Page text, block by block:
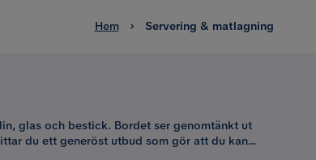
Hem Servering & matlagning
glas och bestick. Bordet ser genomtänkt ut
du ett generöst utbud som gör att du kan
När du tar tid och planerar din dukning och